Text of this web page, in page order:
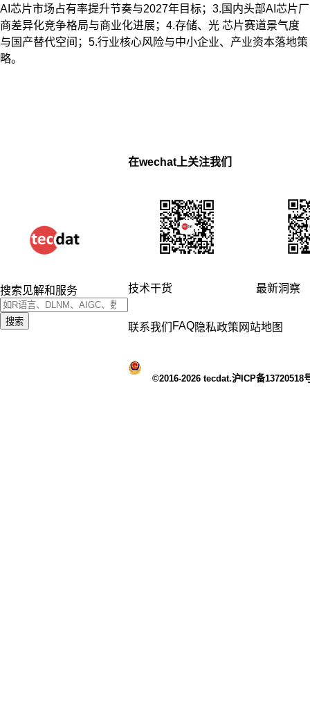
AI芯片市场占有率提升节奏与2027年目标；3.国内头部AI芯片厂
商差异化竞争格局与商业化进展；4.存储、光 芯片赛道景气度
与国产替代空间；5.行业核心风险与中小企业、产业资本落地策
略。
搜索见解和服务
搜索
在wechat上关注我们
技术干货 最新洞察
联系我们 FAQ隐私政策 网站地图
©2016-2026 tecdat.沪ICP备13720518